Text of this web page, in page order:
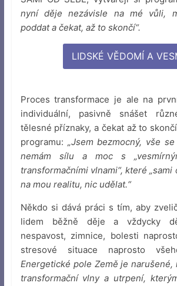
nyní děje nezávisle na mé vůli,
poddat a čekat, až to skončí“.
LIDSKÉ VĚDOMÍ A
Proces transformace je ale na
individuální, pasivně snášet
tělesné příznaky, a čekat až to
programu: „Jsem bezmocný, vše
nemám sílu a moc s
transformačními vlnami“, které „sami
na mou realitu, nic udělat.“
Někdo si dává práci s tím, aby
lidem běžně děje a vždycky
nespavost, zimnice, bolesti
stresové situace naprosto
Energetické pole Země je
transformační vlny a utrpení,